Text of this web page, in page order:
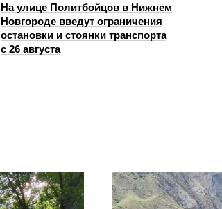
На улице Политбойцов в Нижнем
Новгороде введут ограничения
остановки и стоянки транспорта
с 26 августа